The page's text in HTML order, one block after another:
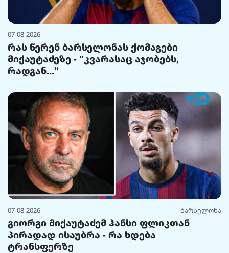
07-08-2026
რას წერენ ბარსელონას ქომაგები
მიქაუტაძეზე - "კვარასაც აჯობებს,
რადგან..."
07-08-2026 ბარსელონა
გიორგი მიქაუტაძემ ჰანსი ფლიკთან
პირადად ისაუბრა - რა ხდება
ტრანსფერზე